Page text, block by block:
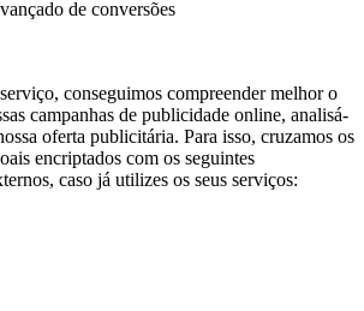
de conversões
conseguimos compreender melhor o
campanhas de publicidade online, analisá-
oferta publicitária. Para isso, cruzamos os
encriptados com os seguintes
caso já utilizes os seus serviços: